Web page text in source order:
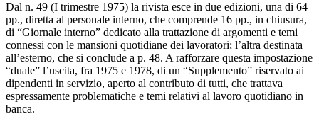
Dal n. 49 (I trimestre 1975) la rivista esce in due edizioni, una di 64
pp., diretta al personale interno, che comprende 16 pp., in chiusura,
di “Giornale interno” dedicato alla trattazione di argomenti e temi
connessi con le mansioni quotidiane dei lavoratori; l’altra destinata
all’esterno, che si conclude a p. 48. A rafforzare questa impostazione
“duale” l’uscita, fra 1975 e 1978, di un “Supplemento” riservato ai
dipendenti in servizio, aperto al contributo di tutti, che trattava
espressamente problematiche e temi relativi al lavoro quotidiano in
banca.